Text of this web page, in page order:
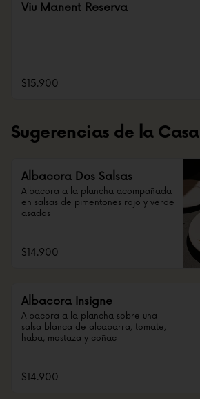
Viu Manent Reserva
$15.900
Sugerencias de la Casa
Albacora Dos Salsas
Albacora a la plancha acompañada
en salsas de pimentones rojo y verde
asados
$14.900
Albacora Insigne
Albacora a la plancha sobre una
salsa blanca de alcaparra, tomate,
haba, mostaza y coñac
$14.900